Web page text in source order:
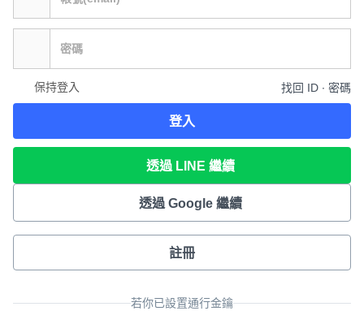
保持登入 找回 ID ∙ 密碼
登入
透過 LINE 繼續
透過 Google 繼續
註冊
若你已設置通行金鑰